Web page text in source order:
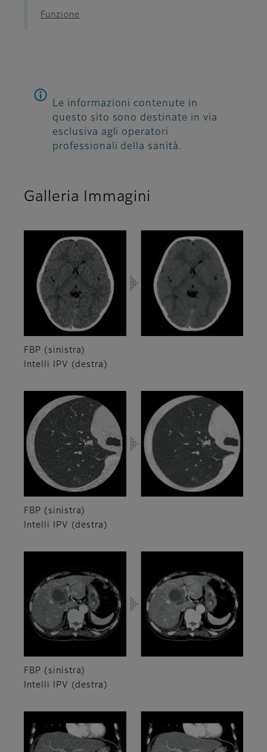
Funzione
Le informazioni contenute in
questo sito sono destinate in via
esclusiva agli operatori
professionali della sanità.
Galleria Immagini
FBP (sinistra)
Intelli IPV (destra)
FBP (sinistra)
Intelli IPV (destra)
FBP (sinistra)
Intelli IPV (destra)